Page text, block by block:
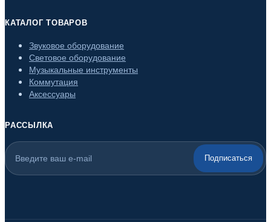
КАТАЛОГ ТОВАРОВ
Звуковое оборудование
Световое оборудование
Музыкальные инструменты
Коммутация
Аксессуары
РАССЫЛКА
Подписаться